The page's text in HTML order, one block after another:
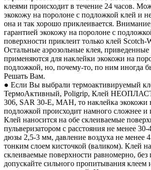
клеями происходит в течение 24 часов.
экокожу на поролоне с подложкой клей и
она и так хорошо приклеивается.
гарантией экокожу на поролоне с
поверхности приклеит только клей Scotch-
Остальные аэрозольные клея,
применяются для наклейки экокожи на
подложкой, но, почему-то, по ним иногда
Решать Вам.
● Если Вы выбрали термоактивируемый
ТермоАктивный, Poligrip, Клей
306, SAR 30-E, MAH, то наклейка экокожи
подложкой происходит намного сложнее
Клей наносится на обе склеиваемые
пульверизатором с расстояния не менее
дюзы 2,5-3 мм, давление воздуха не менее
тонким слоем кисточкой (валиком). Клей
склеиваемые поверхности равномерно,
допускайте сильного пропитывания клеем